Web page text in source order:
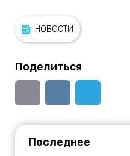
НОВОСТИ
Поделиться
Последнее